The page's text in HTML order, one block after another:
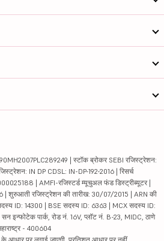
| स्टॉक ब्रोकर SEBI रजिस्ट्रेशन:
IN DP CDSL: IN-DP-192-2016 | रिसर्च
| AMFI-रजिस्टर्ड म्यूचुअल फंड डिस्ट्रीब्यूटर |
| शुरुआती रजिस्ट्रेशन की तारीख: 30/07/2015 | ARN की
ID: 14300 | BSE सदस्य ID: 6363 | MCX सदस्य ID:
इन्फोटेक पार्क, रोड नं. 16V, प्लॉट नं. B-23, MIDC, ठाणे
- 400604